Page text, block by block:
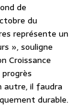
de
du
représente un
», souligne
Croissance
autre, il faudra
durable.